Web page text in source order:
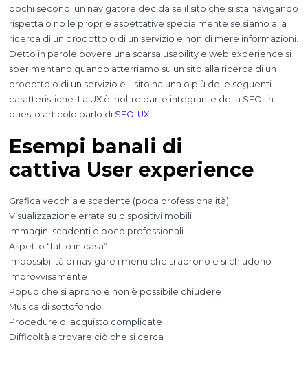
pochi secondi un navigatore decida se il sito che si sta navigando
rispetta o no le proprie aspettative specialmente se siamo alla
ricerca di un prodotto o di un servizio e non di mere informazioni.
Detto in parole povere una scarsa usability e web experience si
sperimentano quando atterriamo su un sito alla ricerca di un
prodotto o di un servizio e il sito ha una o più delle seguenti
caratteristiche. La UX è inoltre parte integrante della SEO, in
questo articolo parlo di SEO-UX.
Esempi banali di
cattiva User experience
Grafica vecchia e scadente (poca professionalità)
Visualizzazione errata su dispositivi mobili
Immagini scadenti e poco professionali
Aspetto “fatto in casa”
Impossibilità di navigare i menu che si aprono e si chiudono
improvvisamente
Popup che si aprono e non è possibile chiudere
Musica di sottofondo
Procedure di acquisto complicate
Difficoltà a trovare ciò che si cerca
…